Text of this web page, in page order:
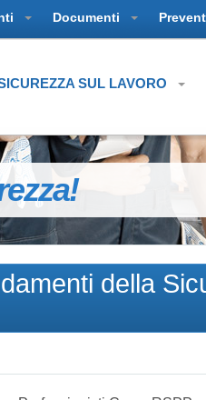
Documenti
SUL LAVORO
della